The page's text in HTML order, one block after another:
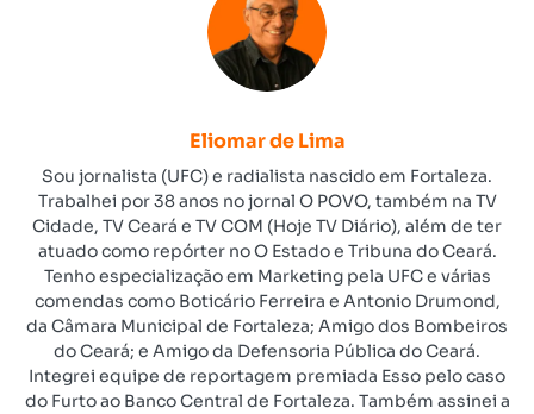
Eliomar de Lima
Sou jornalista (UFC) e radialista nascido em Fortaleza.
Trabalhei por 38 anos no jornal O POVO, também na TV
Cidade, TV Ceará e TV COM (Hoje TV Diário), além de ter
atuado como repórter no O Estado e Tribuna do Ceará.
Tenho especialização em Marketing pela UFC e várias
comendas como Boticário Ferreira e Antonio Drumond,
da Câmara Municipal de Fortaleza; Amigo dos Bombeiros
do Ceará; e Amigo da Defensoria Pública do Ceará.
Integrei equipe de reportagem premiada Esso pelo caso
do Furto ao Banco Central de Fortaleza. Também assinei a